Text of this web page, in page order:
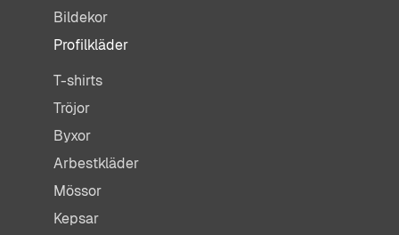
Bildekor
Profilkläder
T-shirts
Tröjor
Byxor
Arbestkläder
Mössor
Kepsar